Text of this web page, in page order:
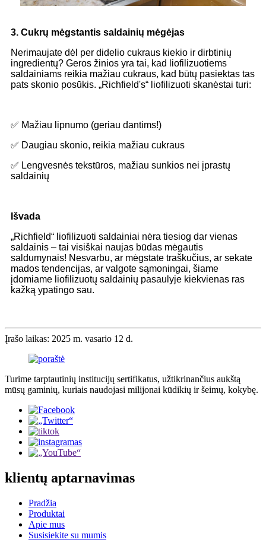
3. Cukrų mėgstantis saldainių mėgėjas
Nerimaujate dėl per didelio cukraus kiekio ir dirbtinių
ingredientų? Geros žinios yra tai, kad liofilizuotiems
saldainiams reikia mažiau cukraus, kad būtų pasiektas tas
pats skonio posūkis. „Richfield's“ liofilizuoti skanėstai turi:
✅ Mažiau lipnumo (geriau dantims!)
✅ Daugiau skonio, reikia mažiau cukraus
✅ Lengvesnės tekstūros, mažiau sunkios nei įprastų
saldainių
Išvada
„Richfield“ liofilizuoti saldainiai nėra tiesiog dar vienas
saldainis – tai visiškai naujas būdas mėgautis
saldumynais! Nesvarbu, ar mėgstate traškučius, ar sekate
mados tendencijas, ar valgote sąmoningai, šiame
įdomiame liofilizuotų saldainių pasaulyje kiekvienas ras
kažką ypatingo sau.
Įrašo laikas: 2025 m. vasario 12 d.
Turime tarptautinių institucijų sertifikatus, užtikrinančius aukštą
mūsų gaminių, kuriais naudojasi milijonai kūdikių ir šeimų, kokybę.
klientų aptarnavimas
Pradžia
Produktai
Apie mus
Susisiekite su mumis